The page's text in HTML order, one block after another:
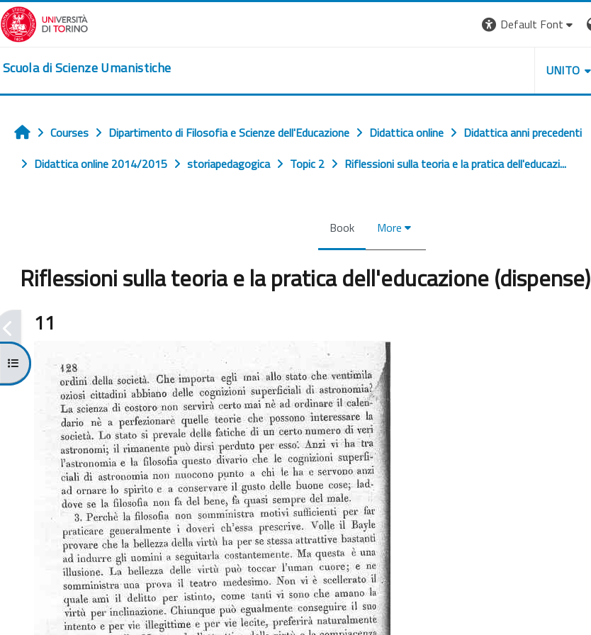
Skip to main content
Default Font
Scuola di Scienze Umanistiche UNITO
Open course index
Home
Courses Dipartimento di Filosofia e Scienze dell'Educazione Didattica online
Didattica anni precedenti
Didattica online 2014/2015
storiapedagogica Topic 2 Riflessioni sulla teoria e la pratica dell'educazi...
Book More
Riflessioni sulla teoria e la pratica dell'educazione (dispense)
11